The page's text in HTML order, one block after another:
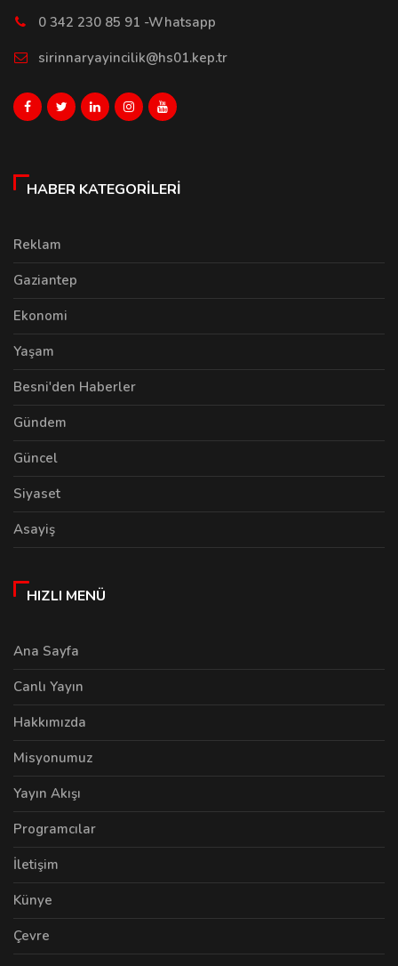
0 342 230 85 91 -Whatsapp
sirinnaryayincilik@hs01.kep.tr
HABER KATEGORILERI
Reklam
Gaziantep
Ekonomi
Yaşam
Besni'den Haberler
Gündem
Güncel
Siyaset
Asayiş
HIZLI MENÜ
Ana Sayfa
Canlı Yayın
Hakkımızda
Misyonumuz
Yayın Akışı
Programcılar
İletişim
Künye
Çevre